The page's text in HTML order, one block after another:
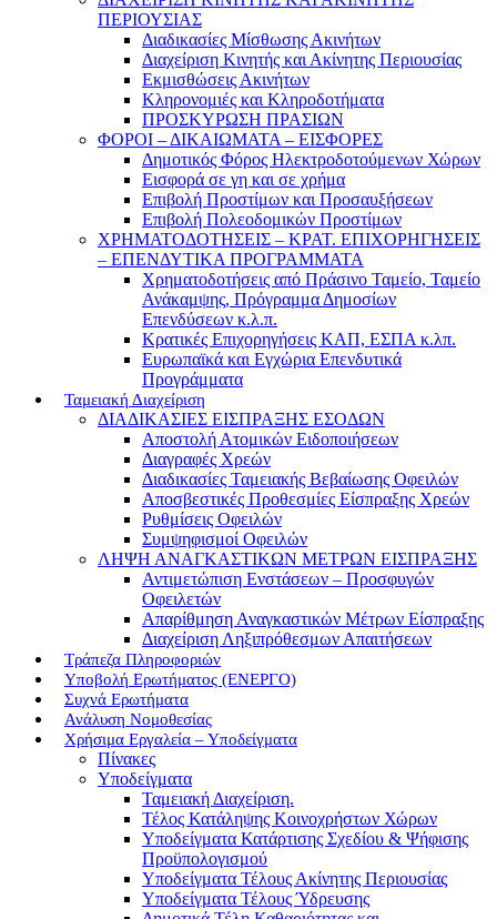
ΠΕΡΙΟΥΣΙΑΣ
Διαδικασίες Μίσθωσης Ακινήτων
Διαχείριση Κινητής και Ακίνητης Περιουσίας
Εκμισθώσεις Ακινήτων
Κληρονομιές και Κληροδοτήματα
ΠΡΟΣΚΥΡΩΣΗ ΠΡΑΣΙΩΝ
ΦΟΡΟΙ – ΔΙΚΑΙΩΜΑΤΑ – ΕΙΣΦΟΡΕΣ
Δημοτικός Φόρος Ηλεκτροδοτούμενων Χώρων
Εισφορά σε γη και σε χρήμα
Επιβολή Προστίμων και Προσαυξήσεων
Επιβολή Πολεοδομικών Προστίμων
ΧΡΗΜΑΤΟΔΟΤΗΣΕΙΣ – ΚΡΑΤ. ΕΠΙΧΟΡΗΓΗΣΕΙΣ
– ΕΠΕΝΔΥΤΙΚΑ ΠΡΟΓΡΑΜΜΑΤΑ
Χρηματοδοτήσεις από Πράσινο Ταμείο, Ταμείο
Ανάκαμψης, Πρόγραμμα Δημοσίων
Επενδύσεων κ.λ.π.
Κρατικές Επιχορηγήσεις ΚΑΠ, ΕΣΠΑ κ.λπ.
Ευρωπαϊκά και Εγχώρια Επενδυτικά
Προγράμματα
Ταμειακή Διαχείριση
ΔΙΑΔΙΚΑΣΙΕΣ ΕΙΣΠΡΑΞΗΣ ΕΣΟΔΩΝ
Αποστολή Ατομικών Ειδοποιήσεων
Διαγραφές Χρεών
Διαδικασίες Ταμειακής Βεβαίωσης Οφειλών
Αποσβεστικές Προθεσμίες Είσπραξης Χρεών
Ρυθμίσεις Οφειλών
Συμψηφισμοί Οφειλών
ΛΗΨΗ ΑΝΑΓΚΑΣΤΙΚΩΝ ΜΕΤΡΩΝ ΕΙΣΠΡΑΞΗΣ
Αντιμετώπιση Ενστάσεων – Προσφυγών
Οφειλετών
Απαρίθμηση Αναγκαστικών Μέτρων Είσπραξης
Διαχείριση Ληξιπρόθεσμων Απαιτήσεων
Τράπεζα Πληροφοριών
Υποβολή Ερωτήματος (ΕΝΕΡΓΟ)
Συχνά Ερωτήματα
Ανάλυση Νομοθεσίας
Χρήσιμα Εργαλεία – Υποδείγματα
Πίνακες
Υποδείγματα
Ταμειακή Διαχείριση.
Τέλος Κατάληψης Κοινοχρήστων Χώρων
Υποδείγματα Κατάρτισης Σχεδίου & Ψήφισης
Προϋπολογισμού
Υποδείγματα Τέλους Ακίνητης Περιουσίας
Υποδείγματα Τέλους Ύδρευσης